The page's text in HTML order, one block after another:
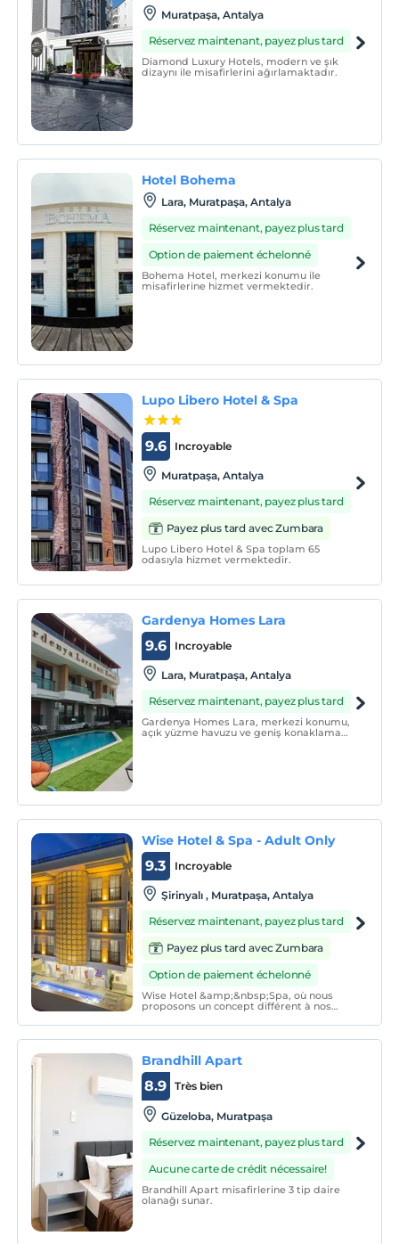
Muratpaşa, Antalya
Réservez maintenant, payez plus tard
Diamond Luxury Hotels, modern ve şık
dizaynı ile misafirlerini ağırlamaktadır.
Hotel Bohema
Lara, Muratpaşa, Antalya
Réservez maintenant, payez plus tard
Option de paiement échelonné
Bohema Hotel, merkezi konumu ile
misafirlerine hizmet vermektedir.
Lupo Libero Hotel & Spa
Incroyable
9.6
Muratpaşa, Antalya
Réservez maintenant, payez plus tard
Payez plus tard avec Zumbara
Lupo Libero Hotel & Spa toplam 65
odasıyla hizmet vermektedir.
Gardenya Homes Lara
Incroyable
9.6
Lara, Muratpaşa, Antalya
Réservez maintenant, payez plus tard
Gardenya Homes Lara, merkezi konumu,
açık yüzme havuzu ve geniş konaklama
Wise Hotel & Spa - Adult Only
Incroyable
9.3
Şirinyalı , Muratpaşa, Antalya
Réservez maintenant, payez plus tard
Payez plus tard avec Zumbara
Option de paiement échelonné
Wise Hotel &amp;&nbsp;Spa, où nous
proposons un concept différent à nos
détendre et s'amuser pendant leur temps
libre, dans les lumières intactes de la ville,
Lara de A
Brandhill Apart
Très bien
8.9
Güzeloba, Muratpaşa
Réservez maintenant, payez plus tard
Aucune carte de crédit nécessaire!
Brandhill Apart misafirlerine 3 tip daire
olanağı sunar.